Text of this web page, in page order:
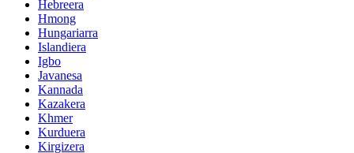
Hebreera
Hmong
Hungariarra
Islandiera
Igbo
Javanesa
Kannada
Kazakera
Khmer
Kurduera
Kirgizera